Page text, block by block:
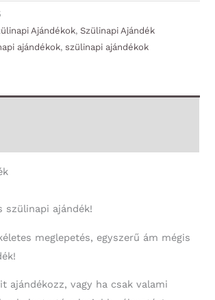
Ajándékok,Szülinapi Ajándék
ajándékok,szülinapi ajándékok
szülinapi ajándék!
meglepetés, egyszerű ám mégis
ajándékozz, vagy ha csak valami